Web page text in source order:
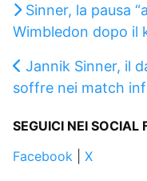
Sinner, la pausa
Wimbledon dopo il
Jannik Sinner, il
soffre nei match
SEGUICI NEI SOCIAL
Facebook
X